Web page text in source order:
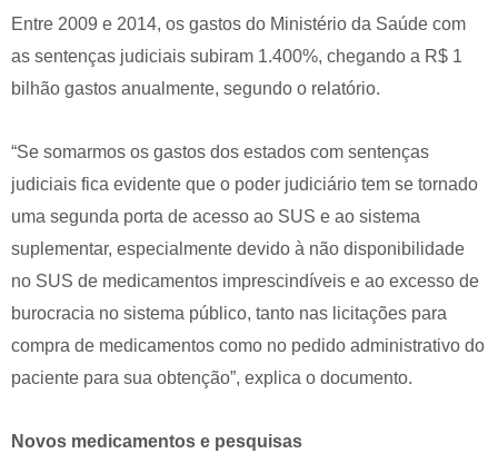
Entre 2009 e 2014, os gastos do Ministério da Saúde com
as sentenças judiciais subiram 1.400%, chegando a R$ 1
bilhão gastos anualmente, segundo o relatório.
“Se somarmos os gastos dos estados com sentenças
judiciais fica evidente que o poder judiciário tem se tornado
uma segunda porta de acesso ao SUS e ao sistema
suplementar, especialmente devido à não disponibilidade
no SUS de medicamentos imprescindíveis e ao excesso de
burocracia no sistema público, tanto nas licitações para
compra de medicamentos como no pedido administrativo do
paciente para sua obtenção”, explica o documento.
Novos medicamentos e pesquisas